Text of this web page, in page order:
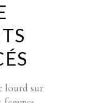
lourd sur